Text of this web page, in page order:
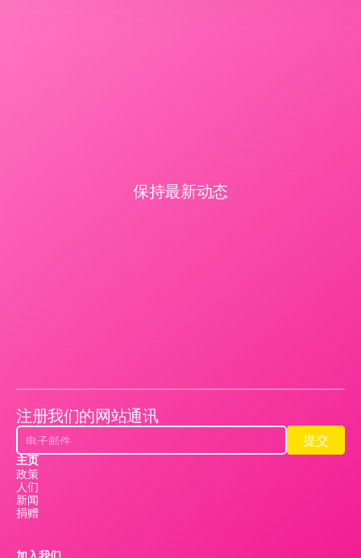
保持最新动态
注册我们的网站通讯
提交
提交
主页
政策
人们
新闻
捐赠
加入我们